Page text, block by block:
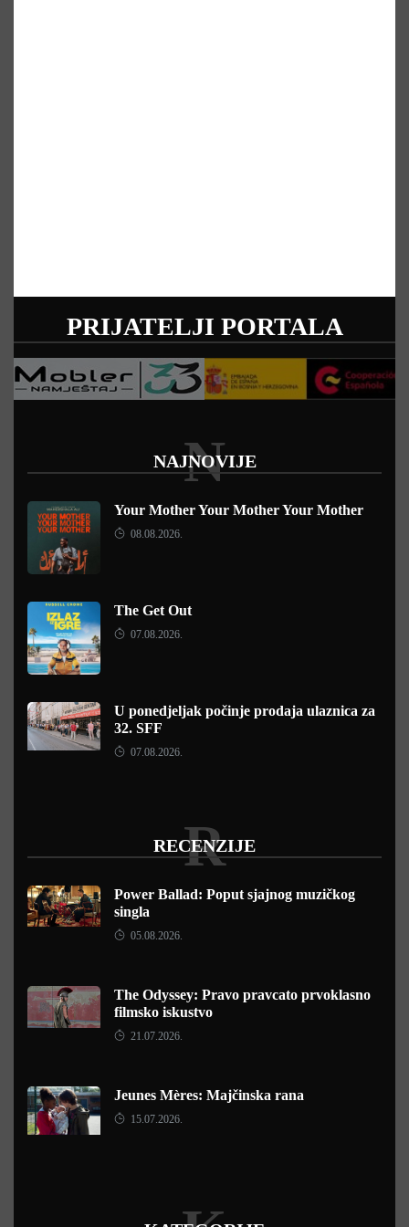
PRIJATELJI PORTALA
NAJNOVIJE
N
Your Mother Your Mother Your Mother
08.08.2026.
The Get Out
07.08.2026.
U ponedjeljak počinje prodaja ulaznica za
32. SFF
07.08.2026.
RECENZIJE
R
Power Ballad: Poput sjajnog muzičkog
singla
05.08.2026.
The Odyssey: Pravo pravcato prvoklasno
filmsko iskustvo
21.07.2026.
Jeunes Mères: Majčinska rana
15.07.2026.